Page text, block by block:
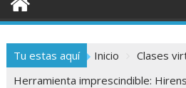
Tu estas aquí Inicio
Clases
Herramienta imprescindible: